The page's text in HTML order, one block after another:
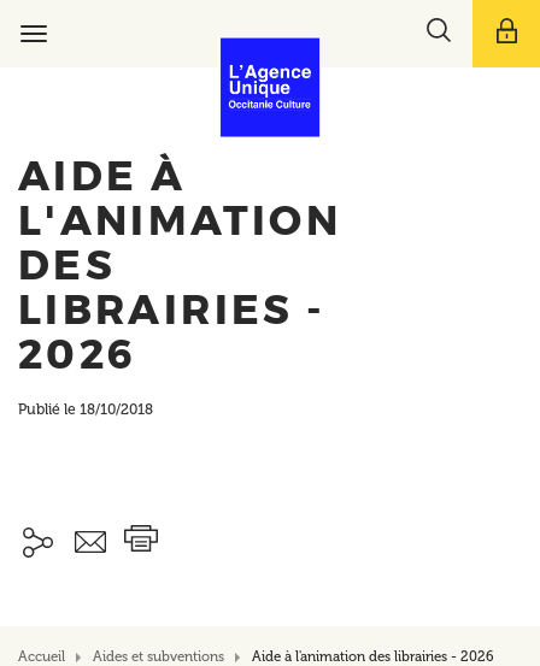
Toggle
AIDE À
L'ANIMATION
DES
LIBRAIRIES -
2026
Publié le 18/10/2018
Accueil Aides et subventions Aide à l'animation des librairies - 2026